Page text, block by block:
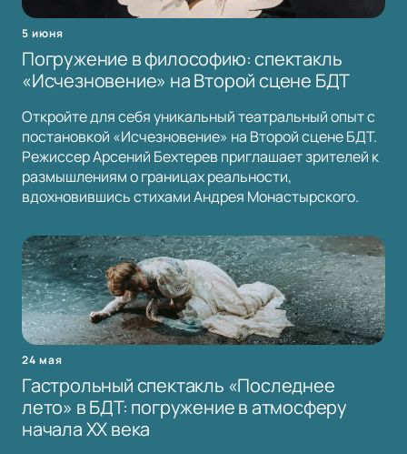
5 июня
Погружение в философию: спектакль
«Исчезновение» на Второй сцене БДТ
Откройте для себя уникальный театральный опыт с
постановкой «Исчезновение» на Второй сцене БДТ.
Режиссер Арсений Бехтерев приглашает зрителей к
размышлениям о границах реальности,
вдохновившись стихами Андрея Монастырского.
24 мая
Гастрольный спектакль «Последнее
лето» в БДТ: погружение в атмосферу
начала XX века